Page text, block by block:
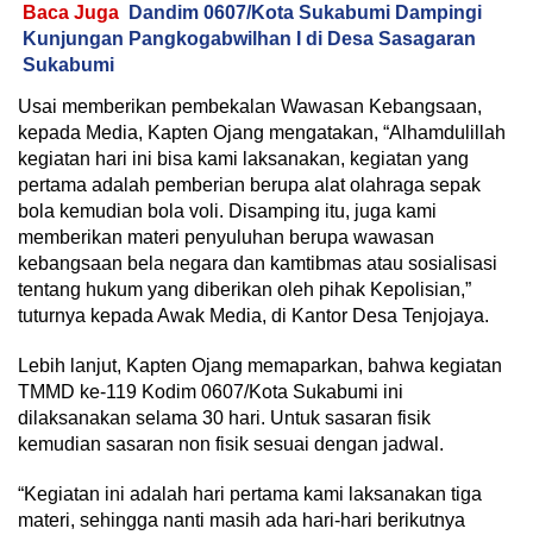
Baca Juga
Dandim 0607/Kota Sukabumi Dampingi
Kunjungan Pangkogabwilhan I di Desa Sasagaran
Sukabumi
Usai memberikan pembekalan Wawasan Kebangsaan,
kepada Media, Kapten Ojang mengatakan, “Alhamdulillah
kegiatan hari ini bisa kami laksanakan, kegiatan yang
pertama adalah pemberian berupa alat olahraga sepak
bola kemudian bola voli. Disamping itu, juga kami
memberikan materi penyuluhan berupa wawasan
kebangsaan bela negara dan kamtibmas atau sosialisasi
tentang hukum yang diberikan oleh pihak Kepolisian,”
tuturnya kepada Awak Media, di Kantor Desa Tenjojaya.
Lebih lanjut, Kapten Ojang memaparkan, bahwa kegiatan
TMMD ke-119 Kodim 0607/Kota Sukabumi ini
dilaksanakan selama 30 hari. Untuk sasaran fisik
kemudian sasaran non fisik sesuai dengan jadwal.
“Kegiatan ini adalah hari pertama kami laksanakan tiga
materi, sehingga nanti masih ada hari-hari berikutnya